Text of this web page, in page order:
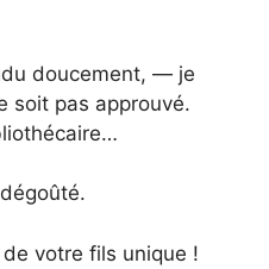
doucement, — je
soit pas approuvé.
votre fils unique !